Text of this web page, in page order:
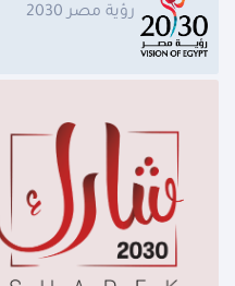
رؤية مصر 2030